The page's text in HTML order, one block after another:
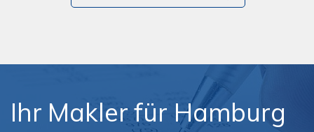
Ihr Makler für Hamburg